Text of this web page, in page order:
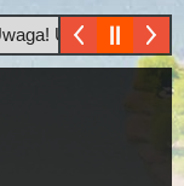
Upały